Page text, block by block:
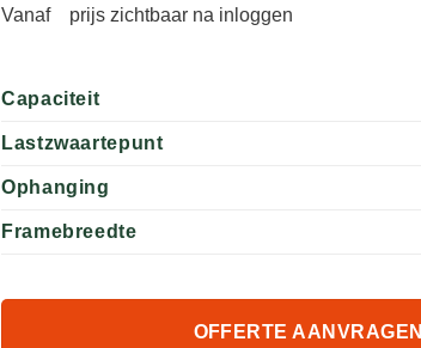
Vanaf prijs zichtbaar na inloggen
Capaciteit
Lastzwaartepunt
Ophanging
Framebreedte
OFFERTE AANVRAGEN